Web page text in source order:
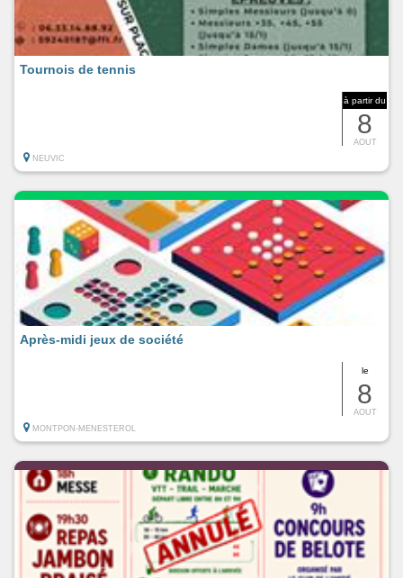
à partir du
8
AOUT
Tournois de tennis
NEUVIC
le
8
AOUT
Après-midi jeux de société
MONTPON-MENESTEROL